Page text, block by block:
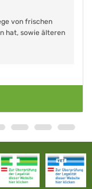
von frischen
hat, sowie älteren